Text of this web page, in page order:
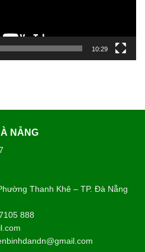
10:29
NẴNG
Thanh Khê – TP. Đà Nẵng
888